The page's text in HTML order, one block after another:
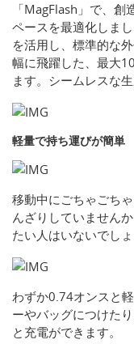
「MagFlash」で、
ペースを最適化しま
を活用し、標準的な
幅に飛躍した、最大
ます。シームレスな
軽量で持ち運びが簡単
移動中にごちゃごち
んざりしていません
たい人はいないでしょ
わずか0.74オンスと
ーやバッグにつけた
と充電ができます。